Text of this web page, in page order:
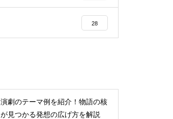
28
演劇のテーマ例を紹介！物語の核
が見つかる発想の広げ方を解説